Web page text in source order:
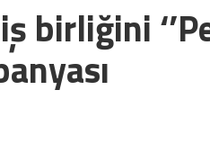
birliğini